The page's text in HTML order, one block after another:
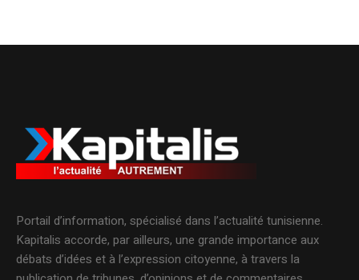
Portail d’information, spécialisé dans l’actualité tunisienne.
Kapitalis accorde, par ailleurs, une grande importance aux
débats d’idées et à l’expression citoyenne, à travers la